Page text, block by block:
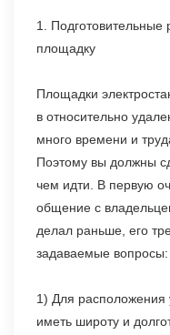
1.
площадку
Площадки
в относительно
много времени и
Поэтому вы должны
чем идти. В первую
общение с
делал раньше, его
задаваемые вопросы:
1) Для расположения
иметь широту и